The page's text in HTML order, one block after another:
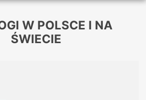
W POLSCE I NA
ŚWIECIE